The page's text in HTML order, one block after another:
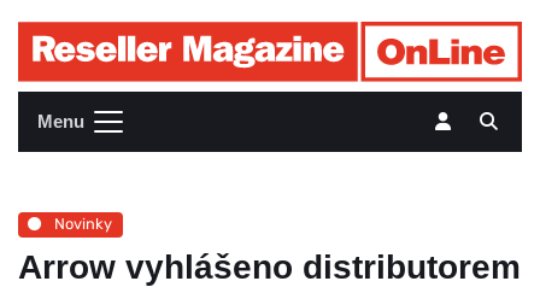
Menu
Novinky
Arrow vyhlášeno distributorem